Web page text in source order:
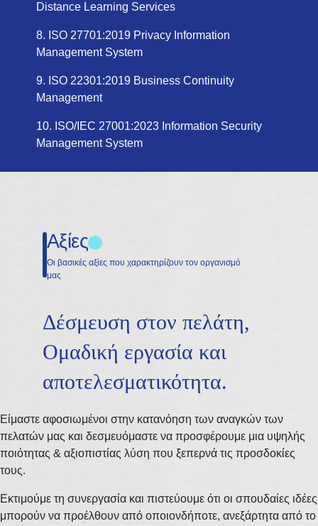
Distance Learning Services
ISO 27701:2019 Privacy Information
Management System
ISO 22301:2019 Business Continuity
Management
ISO/IEC 27001:2023 Information Security
Management System
Αξίες
Οι βασικές αξίες που χαρακτηρίζουν τον οργανισμό
μας
Δέσμευση στον πελάτη,
Ομαδική εργασία και
αποτελεσματικότητα.
Είμαστε αφοσιωμένοι στην κατανόηση των αναγκών των
πελατών μας και δεσμευόμαστε να προσφέρουμε μια υψηλής
ποιότητας & αξιοπιστίας λύση που ξεπερνά τις προσδοκίες
τους.
Εκτιμούμε τη συνεργασία και πιστεύουμε ότι οι σπουδαίες ιδέες
μπορούν να προέλθουν από οποιονδήποτε, ανεξάρτητα από το